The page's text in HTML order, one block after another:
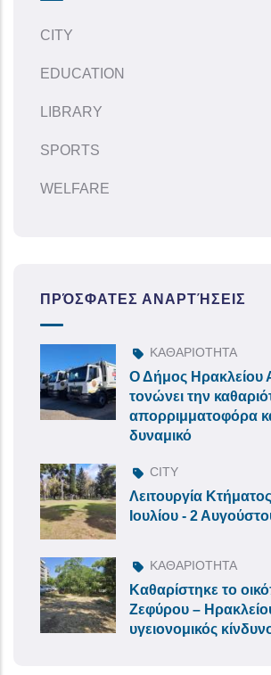
CITY
EDUCATION
LIBRARY
SPORTS
WELFARE
ΠΡΌΣΦΑΤΕΣ ΑΝΑΡΤΉΣΕΙΣ
ΚΑΘΑΡΙΟΤΗΤΑ
Ο Δήμος Ηρακλείου
τονώνει την
απορριμματοφόρα
δυναμικό
CITY
Λειτουργία
Ιουλίου - 2
ΚΑΘΑΡΙΟΤΗΤΑ
Καθαρίστηκε το
Ζεφύρου –
υγειονομικός